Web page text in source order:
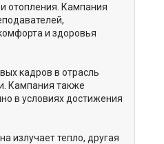
отопления. Кампания
и здоровья
кадров в отрасль
Кампания также
в условиях достижения
излучает тепло, другая